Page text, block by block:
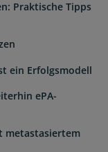
Praktische Tipps
ein Erfolgsmodell
ePA-
metastasiertem